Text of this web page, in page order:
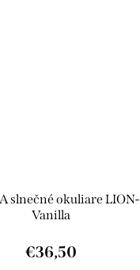
slnečné okuliare LION-
Vanilla
€36,50